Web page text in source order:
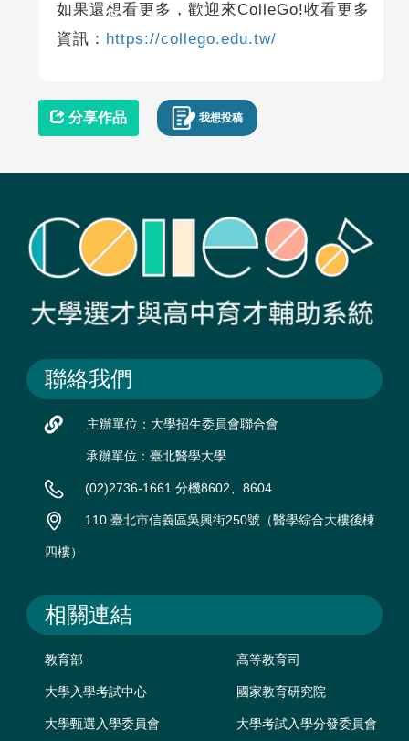
如果還想看更多，歡迎來ColleGo!收看更多
資訊： https://collego.edu.tw/
分享作品 我想投稿
聯絡我們
主辦單位：大學招生委員會聯合會
承辦單位：臺北醫學大學
(02)2736-1661 分機8602、8604
110 臺北市信義區吳興街250號（醫學綜合大樓後棟
四樓）
相關連結
教育部 高等教育司
大學入學考試中心 國家教育研究院
大學甄選入學委員會 大學考試入學分發委員會